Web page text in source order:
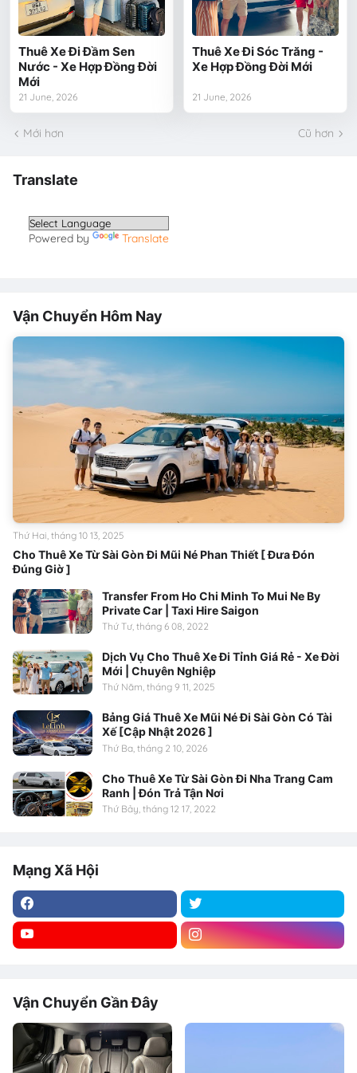
Thuê Xe Đi Đầm Sen
Nước - Xe Hợp Đồng Đời
Mới
21 June, 2026
Thuê Xe Đi Sóc Trăng -
Xe Hợp Đồng Đời Mới
21 June, 2026
Mới hơn Cũ hơn
Translate
Powered by Translate
Vận Chuyển Hôm Nay
Cho Thuê Xe Từ Sài Gòn Đi Mũi Né Phan Thiết [ Đưa Đón
Đúng Giờ ]
Thứ Hai, tháng 10 13, 2025
Transfer From Ho Chi Minh To Mui Ne By
Private Car | Taxi Hire Saigon
Thứ Tư, tháng 6 08, 2022
Dịch Vụ Cho Thuê Xe Đi Tỉnh Giá Rẻ - Xe Đời
Mới | Chuyên Nghiệp
Thứ Năm, tháng 9 11, 2025
Bảng Giá Thuê Xe Mũi Né Đi Sài Gòn Có Tài
Xế [Cập Nhật 2026 ]
Thứ Ba, tháng 2 10, 2026
Cho Thuê Xe Từ Sài Gòn Đi Nha Trang Cam
Ranh | Đón Trả Tận Nơi
Thứ Bảy, tháng 12 17, 2022
Mạng Xã Hội
Vận Chuyển Gần Đây